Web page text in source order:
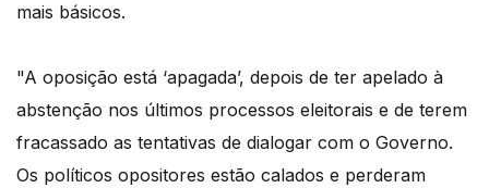
mais básicos.
"A oposição está ‘apagada’, depois de ter apelado à
abstenção nos últimos processos eleitorais e de terem
fracassado as tentativas de dialogar com o Governo.
Os políticos opositores estão calados e perderam